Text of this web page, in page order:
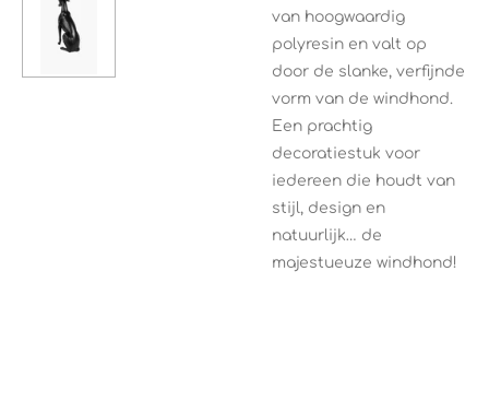
van hoogwaardig
polyresin en valt op
door de slanke, verfijnde
vorm van de windhond.
Een prachtig
decoratiestuk voor
iedereen die houdt van
stijl, design en
natuurlijk… de
majestueuze windhond!